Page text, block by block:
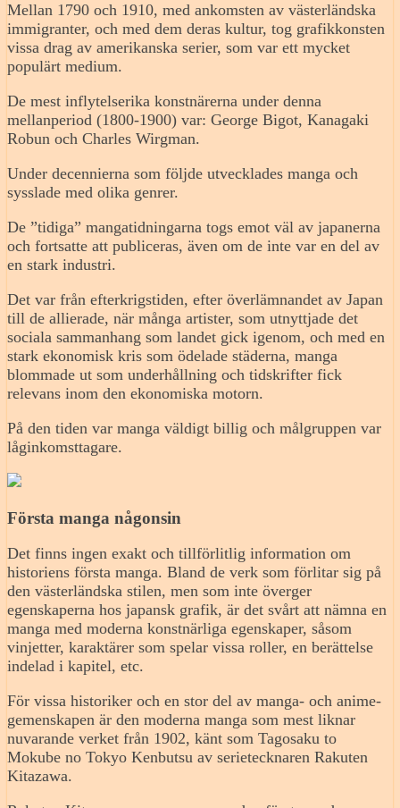
Mellan 1790 och 1910, med ankomsten av västerländska
immigranter, och med dem deras kultur, tog grafikkonsten
vissa drag av amerikanska serier, som var ett mycket
populärt medium.
De mest inflytelserika konstnärerna under denna
mellanperiod (1800-1900) var: George Bigot, Kanagaki
Robun och Charles Wirgman.
Under decennierna som följde utvecklades manga och
sysslade med olika genrer.
De ”tidiga” mangatidningarna togs emot väl av japanerna
och fortsatte att publiceras, även om de inte var en del av
en stark industri.
Det var från efterkrigstiden, efter överlämnandet av Japan
till de allierade, när många artister, som utnyttjade det
sociala sammanhang som landet gick igenom, och med en
stark ekonomisk kris som ödelade städerna, manga
blommade ut som underhållning och tidskrifter fick
relevans inom den ekonomiska motorn.
På den tiden var manga väldigt billig och målgruppen var
låginkomsttagare.
Första manga någonsin
Det finns ingen exakt och tillförlitlig information om
historiens första manga. Bland de verk som förlitar sig på
den västerländska stilen, men som inte överger
egenskaperna hos japansk grafik, är det svårt att nämna en
manga med moderna konstnärliga egenskaper, såsom
vinjetter, karaktärer som spelar vissa roller, en berättelse
indelad i kapitel, etc.
För vissa historiker och en stor del av manga- och anime-
gemenskapen är den moderna manga som mest liknar
nuvarande verket från 1902, känt som Tagosaku to
Mokube no Tokyo Kenbutsu av serietecknaren Rakuten
Kitazawa.